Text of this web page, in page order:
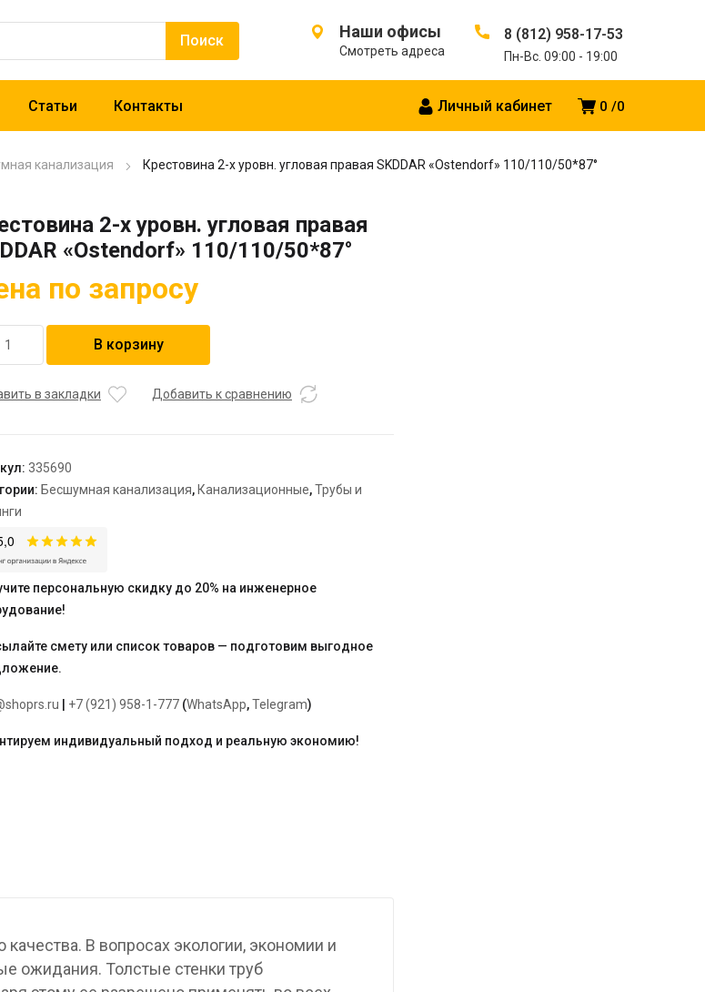
Наши офисы
Смотреть адреса
8 (812) 958-17-53
Пн-Вс. 09:00 - 19:00
0 0
Личный кабинет
Статьи Контакты
канализация Крестовина 2-х уровн. угловая правая SKDDAR «Ostendorf» 110/110/50*87°
2-х уровн. угловая правая
«Ostendorf» 110/110/50*87°
по запросу
50*87°
В корзину
в закладки Добавить к сравнению
335690
Бесшумная канализация, Канализационные,Трубы и
персональную скидку до 20% на инженерное
смету или список товаров — подготовим выгодное
+7 (921) 958-1-777 (WhatsApp,Telegram)
индивидуальный подход и реальную экономию!
В вопросах экологии, экономии и
ожидания. Толстые стенки труб